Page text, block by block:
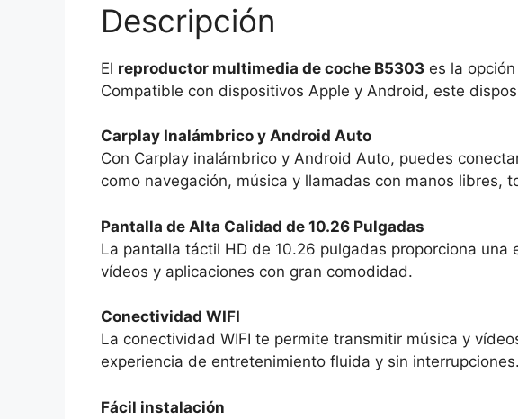
Descripción
El reproductor multimedia de coche B5303 es la
Compatible con dispositivos Apple y Android, este
Carplay Inalámbrico y Android Auto
Con Carplay inalámbrico y Android Auto, puedes
como navegación, música y llamadas con manos libres,
Pantalla de Alta Calidad de 10.26 Pulgadas
La pantalla táctil HD de 10.26 pulgadas proporciona
vídeos y aplicaciones con gran comodidad.
Conectividad WIFI
La conectividad WIFI te permite transmitir música y
experiencia de entretenimiento fluida y sin interrupciones.
Fácil instalación